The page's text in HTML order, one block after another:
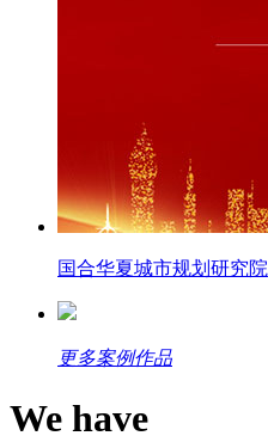
国合华夏城市规划研究院
更多案例作品
We have